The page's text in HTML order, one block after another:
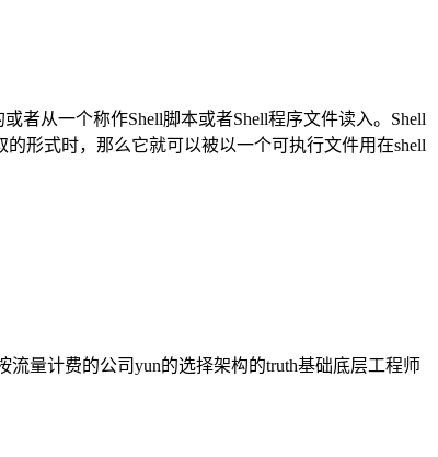
者从一个称作Shell脚本或者Shell程序文件读入。Shell
形式时，那么它就可以被以一个可执行文件用在shell
量计费的公司yun的选择架构的truth基础底层工程师